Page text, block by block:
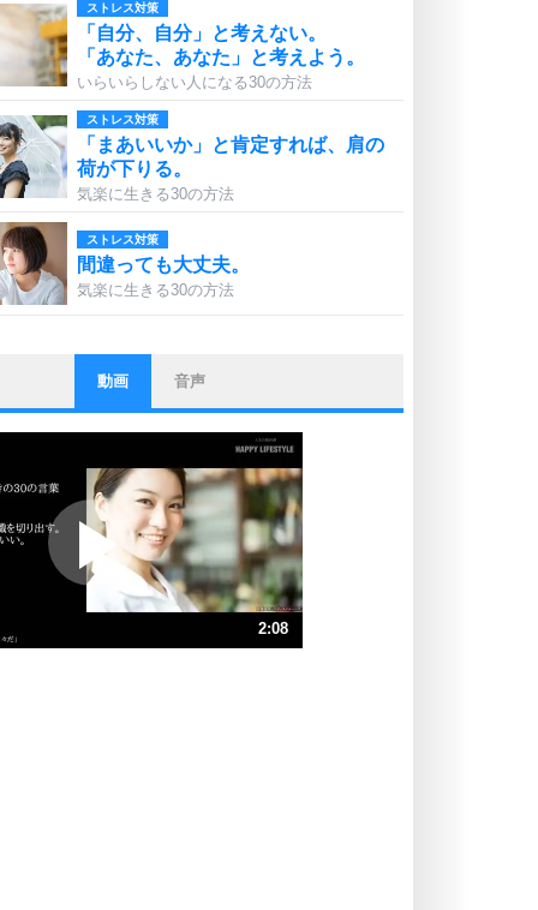
ストレス対策
「自分、自分」と考えない。
「あなた、あなた」と考えよう。
いらいらしない人になる30の方法
ストレス対策
「まあいいか」と肯定すれば、肩の
荷が下りる。
気楽に生きる30の方法
ストレス対策
間違っても大丈夫。
気楽に生きる30の方法
ストレス対策
他人と比べない。
いっそのこと、他人を見ない。
プラス思考
ポジティブになれない原因は、行動
しないから。
ポジティブ思考になる30の方法
ストレス対策
動画 音声
2:08